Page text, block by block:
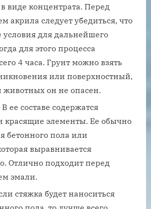
виде концентрата. Перед
акрила следует убедиться, что
условия для дальнейшего
для этого процесса
4 часа. Грунт можно взять
или поверхностный,
животных он не опасен.
ее составе содержатся
красящие элементы. Ее обычно
бетонного пола или
выравнивается
Отлично подходит перед
эмали.
стяжка будет наноситься